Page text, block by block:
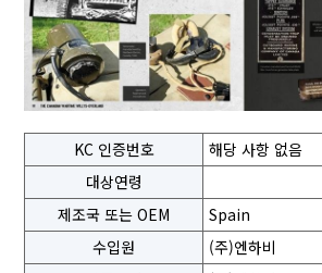
KC 인증번호
해당 사항 없음
대상연령
제조국 또는 OEM
Spain
수입원
(주)엔하비